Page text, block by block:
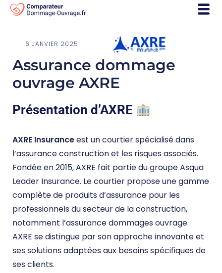
6 JANVIER 2025
Assurance dommage
ouvrage AXRE
Présentation d’AXRE
AXRE Insuranceest un courtier spécialisé dans
l’assurance construction et les risques associés.
Fondée en 2015, AXRE fait partie du groupe Asqua
Leader Insurance. Le courtier propose une gamme
complète de produits d’assurance pour les
professionnels du secteur de la construction,
notamment l’assurance dommages ouvrage.
AXRE se distingue par son approche innovante et
ses solutions adaptées aux besoins spécifiques de
ses clients.